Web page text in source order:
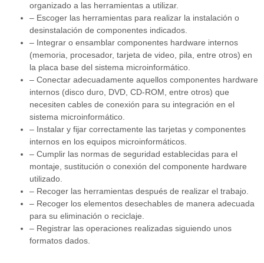
organizado a las herramientas a utilizar.
– Escoger las herramientas para realizar la instalación o
desinstalación de componentes indicados.
– Integrar o ensamblar componentes hardware internos
(memoria, procesador, tarjeta de video, pila, entre otros) en
la placa base del sistema microinformático.
– Conectar adecuadamente aquellos componentes hardware
internos (disco duro, DVD, CD-ROM, entre otros) que
necesiten cables de conexión para su integración en el
sistema microinformático.
– Instalar y fijar correctamente las tarjetas y componentes
internos en los equipos microinformáticos.
– Cumplir las normas de seguridad establecidas para el
montaje, sustitución o conexión del componente hardware
utilizado.
– Recoger las herramientas después de realizar el trabajo.
– Recoger los elementos desechables de manera adecuada
para su eliminación o reciclaje.
– Registrar las operaciones realizadas siguiendo unos
formatos dados.